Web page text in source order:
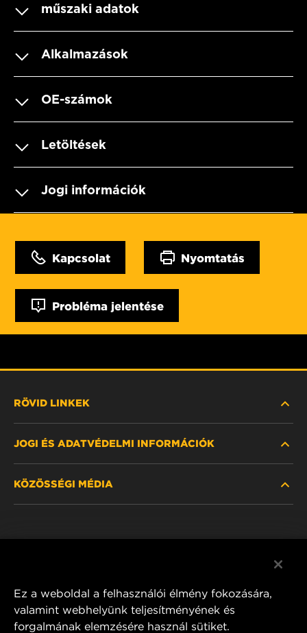
műszaki adatok
Alkalmazások
OE-számok
Letöltések
Jogi információk
Kapcsolat Nyomtatás
Probléma jelentése
RÖVID LINKEK
HOL KAPHATÓ
JOGI ÉS ADATVÉDELMI INFORMÁCIÓK
KÖZÖSSÉGI MÉDIA
Ez a weboldal a felhasználói élmény fokozására,
valamint webhelyünk teljesítményének és
forgalmának elemzésére használ sütiket.